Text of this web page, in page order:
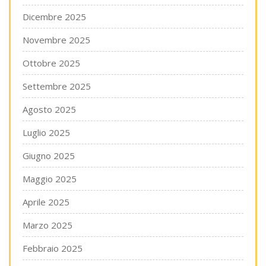
Dicembre 2025
Novembre 2025
Ottobre 2025
Settembre 2025
Agosto 2025
Luglio 2025
Giugno 2025
Maggio 2025
Aprile 2025
Marzo 2025
Febbraio 2025